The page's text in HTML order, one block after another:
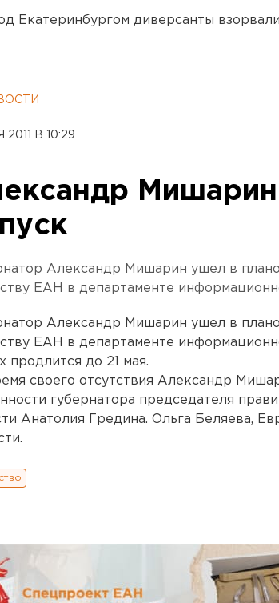
Екатеринбургом диверсанты
2011 В 10:29
Александр Мишарин ушел в
ЕАН в департаменте
Александр Мишарин ушел в
ЕАН в департаменте
продлится до 21 мая.
своего отсутствия Александр
губернатора председателя
Анатолия Гредина. Ольга Беляева,